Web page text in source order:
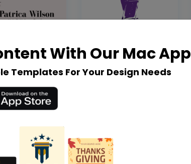
With Our Mac App
Templates For Your Design Needs